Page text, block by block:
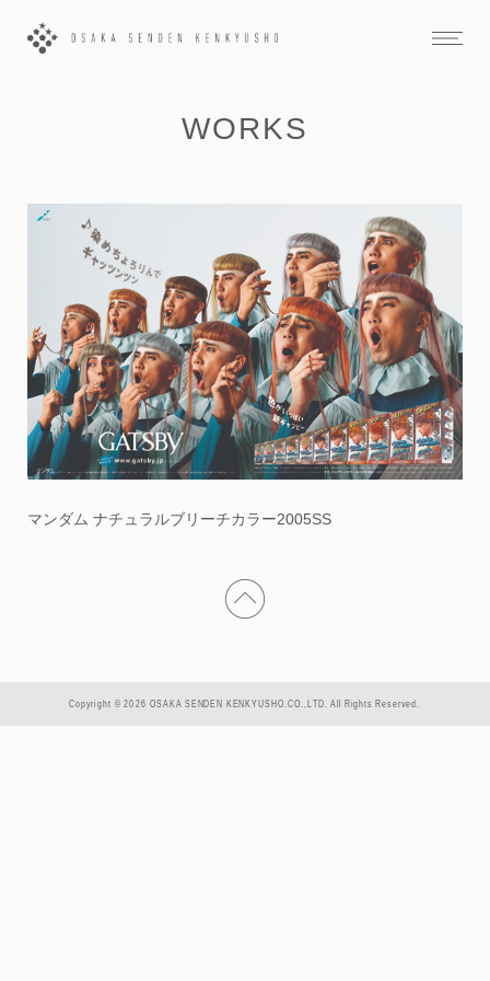
WORKS
マンダム ナチュラルブリーチカラー2005SS
Copyright © 2026 OSAKA SENDEN KENKYUSHO.CO.,LTD. All Rights Reserved.